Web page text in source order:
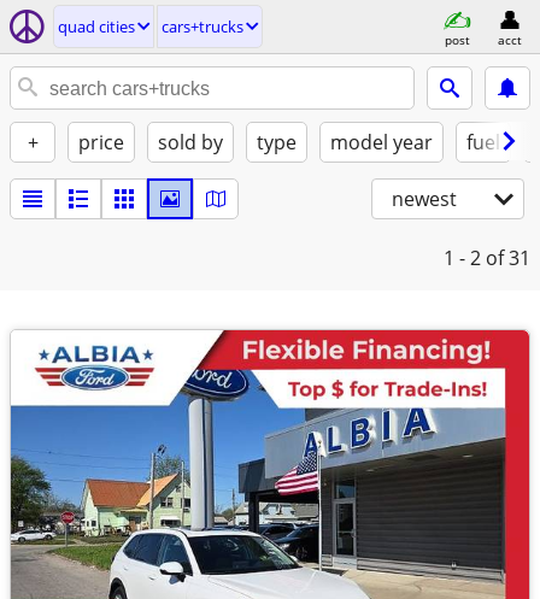
quad cities cars+trucks
post acct
+ price sold by type model year fuel
newest
1 - 2 of 31